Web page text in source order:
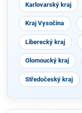
Karlovarský kraj
Kraj Vysočina
Liberecký kraj
Olomoucký kraj
Středočeský kraj